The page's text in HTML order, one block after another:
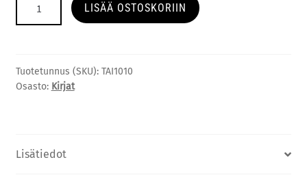
nuori
taiteilija
LISÄÄ OSTOSKORIIN
Tuotetunnus (SKU): TAI1010
Osasto: Kirjat
Lisätiedot